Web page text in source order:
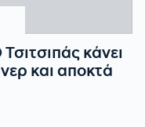
κάνει
και αποκτά